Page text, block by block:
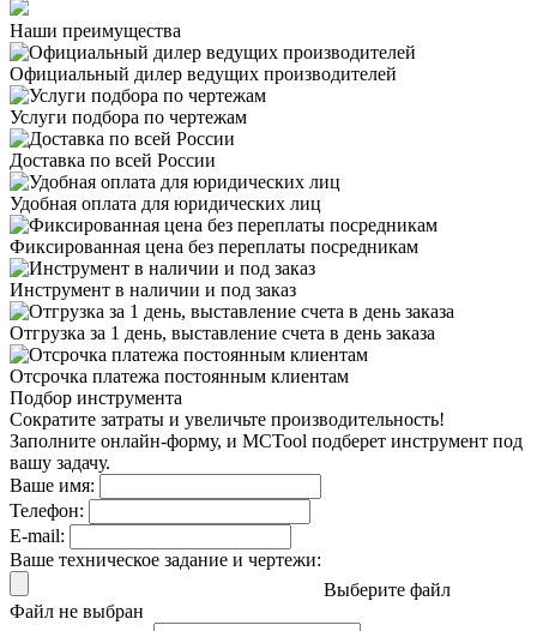
Наши преимущества
Официальный дилер ведущих производителей
Услуги подбора по чертежам
Доставка по всей России
Удобная оплата для юридических лиц
Фиксированная цена без переплаты посредникам
Инструмент в наличии и под заказ
Отгрузка за 1 день, выставление счета в день заказа
Отсрочка платежа постоянным клиентам
Подбор инструмента
Сократите затраты и увеличьте производительность!
Заполните онлайн-форму, и MCTool подберет инструмент под
вашу задачу.
Ваше имя:
Телефон:
E-mail:
Ваше техническое задание и чертежи:
Выберите файл
Файл не выбран